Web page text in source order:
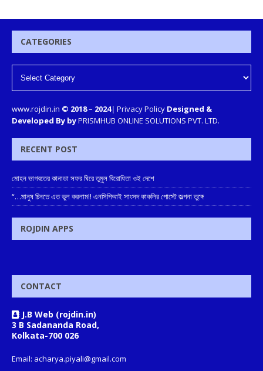
CATEGORIES
www.rojdin.in © 2018– 2024| Privacy Policy Designed &
Developed By byPRISMHUB ONLINE SOLUTIONS PVT. LTD.
RECENT POST
মোহন ভাগবতের কানাডা সফর ঘিরে তুমুল বিরোধিতা ওই দেশে
“…মানুষ চিনতে এত ভুল করলাম!! এনসিপিআই সাংসদ কাকলির পোস্টে জল্পনা তুঙ্গে
ROJDIN APPS
CONTACT
J.B Web (rojdin.in)
3 B Sadananda Road,
Kolkata-700 026
Email: acharya.piyali@gmail.com